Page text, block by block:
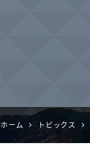
ホーム トピックス